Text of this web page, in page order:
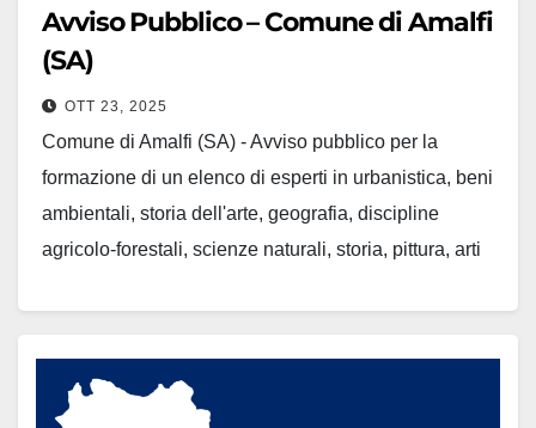
Avviso Pubblico – Comune di Amalfi
(SA)
OTT 23, 2025
Comune di Amalfi (SA) - Avviso pubblico per la
formazione di un elenco di esperti in urbanistica, beni
ambientali, storia dell'arte, geografia, discipline
agricolo-forestali, scienze naturali, storia, pittura, arti
"Commissione locale per il paesaggio"…